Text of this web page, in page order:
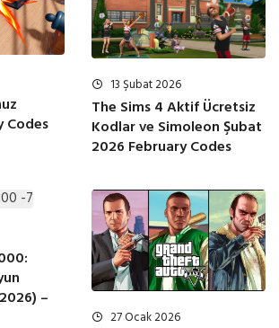
Codes
13 Şubat 2026
The Sims 4 Aktif Ücretsiz
Kodlar ve Simoleon Şubat
2026 February Codes
–
27 Ocak 2026